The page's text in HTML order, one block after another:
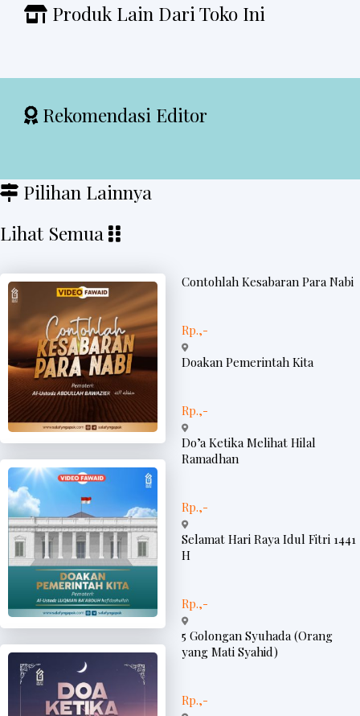
Produk Lain Dari Toko Ini
Rekomendasi Editor
Pilihan Lainnya
Lihat Semua
Contohlah Kesabaran Para Nabi
Rp.,-
Doakan Pemerintah Kita
Rp.,-
Do’a Ketika Melihat Hilal
Ramadhan
Rp.,-
Selamat Hari Raya Idul Fitri 1441
H
Rp.,-
5 Golongan Syuhada (Orang
yang Mati Syahid)
Rp.,-